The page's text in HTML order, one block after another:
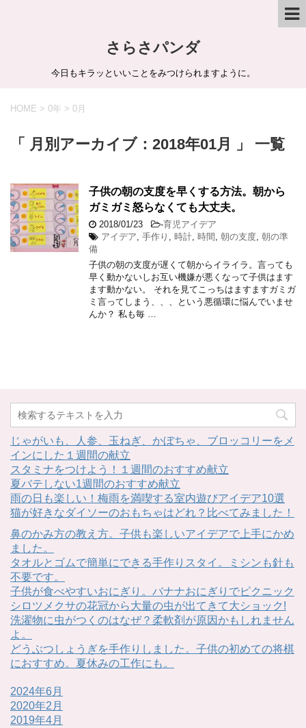
さらさパンダ
今日もキラッといいことをみつけられますように。
HOME > 0年 > 0月
「 月別アーカイブ：2018年01月 」 一覧
子供の朝の支度を早くする方法。朝から
ガミガミ怒らなくても大丈夫。
2018/01/23 -育児アイデア
アイデア 手作り 時計 時間 朝の支度 朝の準
備
子供の朝の支度が遅くて朝からイライラ。言っても
早く動かないしお互い機嫌が悪くなって子供はます
ます動かない。 それを見てこっちはますますガミガ
ミ言ってしまう、、、という悪循環に悩んでいませ
んか？ 私も毎 …
じゃがいも、人参、玉ねぎ、かぼちゃ、ブロッコリーをメ
インにした１週間の献立
スタミナをつけよう！１週間のおすすめ献立
夏バテしない1週間のおすすめ献立
雨の日も楽しい！梅雨を満喫する室内遊びアイデア10選
猫が好きなダイソーのおもちゃはどれ？比べてみました！
鼻のかみ方の教え方。子供も楽しいアイデアで上手にかめ
ました。
タオルとゴムで簡単にできる手作りスタイ。ミシンも針も
不要です。
子供が食べやすいおにぎり。バナナおにぎりでピクニック
シロツメクサの花冠から大量の虫が出てきて大ショック!
洗濯物に虫がつくのはなぜ？柔軟剤が原因かもしれません
よ。
どうぶつしょうぎを手作りしました。子供の初めての将棋
におすすめ。夏休みの工作にも。
2024年6月
2020年2月
2019年4月